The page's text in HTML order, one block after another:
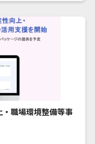
職場環境整備等事